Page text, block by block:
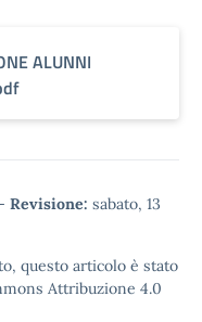
ALUNNI
- Revisione: sabato, 13
questo articolo è stato
Attribuzione 4.0